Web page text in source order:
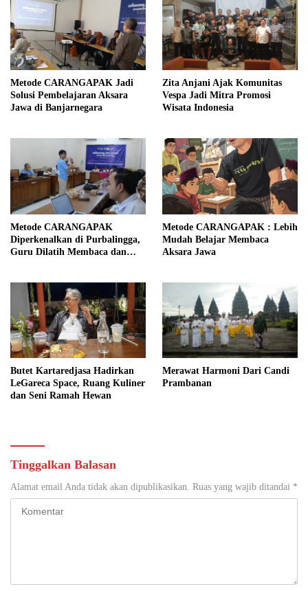
Metode CARANGAPAK Jadi
Solusi Pembelajaran Aksara
Jawa di Banjarnegara
Zita Anjani Ajak Komunitas
Vespa Jadi Mitra Promosi
Wisata Indonesia
Metode CARANGAPAK
Diperkenalkan di Purbalingga,
Guru Dilatih Membaca dan
Metode CARANGAPAK : Lebih
Mudah Belajar Membaca
Aksara Jawa
Butet Kartaredjasa Hadirkan
LeGareca Space, Ruang Kuliner
dan Seni Ramah Hewan
Merawat Harmoni Dari Candi
Prambanan
Tinggalkan Balasan
Alamat email Anda tidak akan dipublikasikan. Ruas yang wajib ditandai *